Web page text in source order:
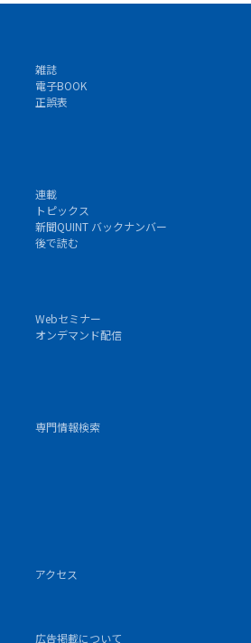
雑誌
電子BOOK
正誤表
連載
トピックス
新聞QUINT バックナンバー
後で読む
Webセミナー
オンデマンド配信
専門情報検索
アクセス
広告掲載について